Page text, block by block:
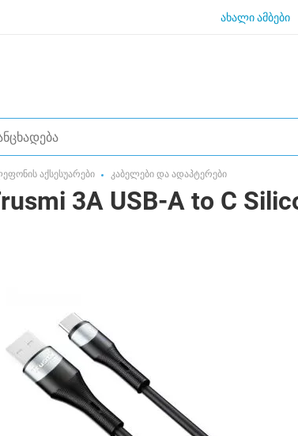
ახალი ამბები
აქსესუარები კაბელები და ადაპტერები
3A USB-A to C